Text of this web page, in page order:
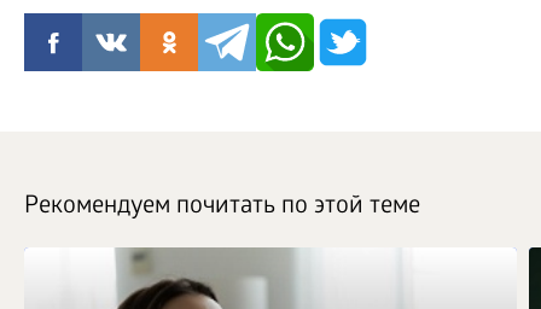
Рекомендуем почитать по этой теме